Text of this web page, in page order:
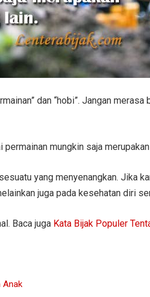
dan “hobi”. Jangan merasa
mungkin saja
yang menyenangkan. Jika
juga pada kesehatan diri
Baca juga Kata Bijak Populer
Anak